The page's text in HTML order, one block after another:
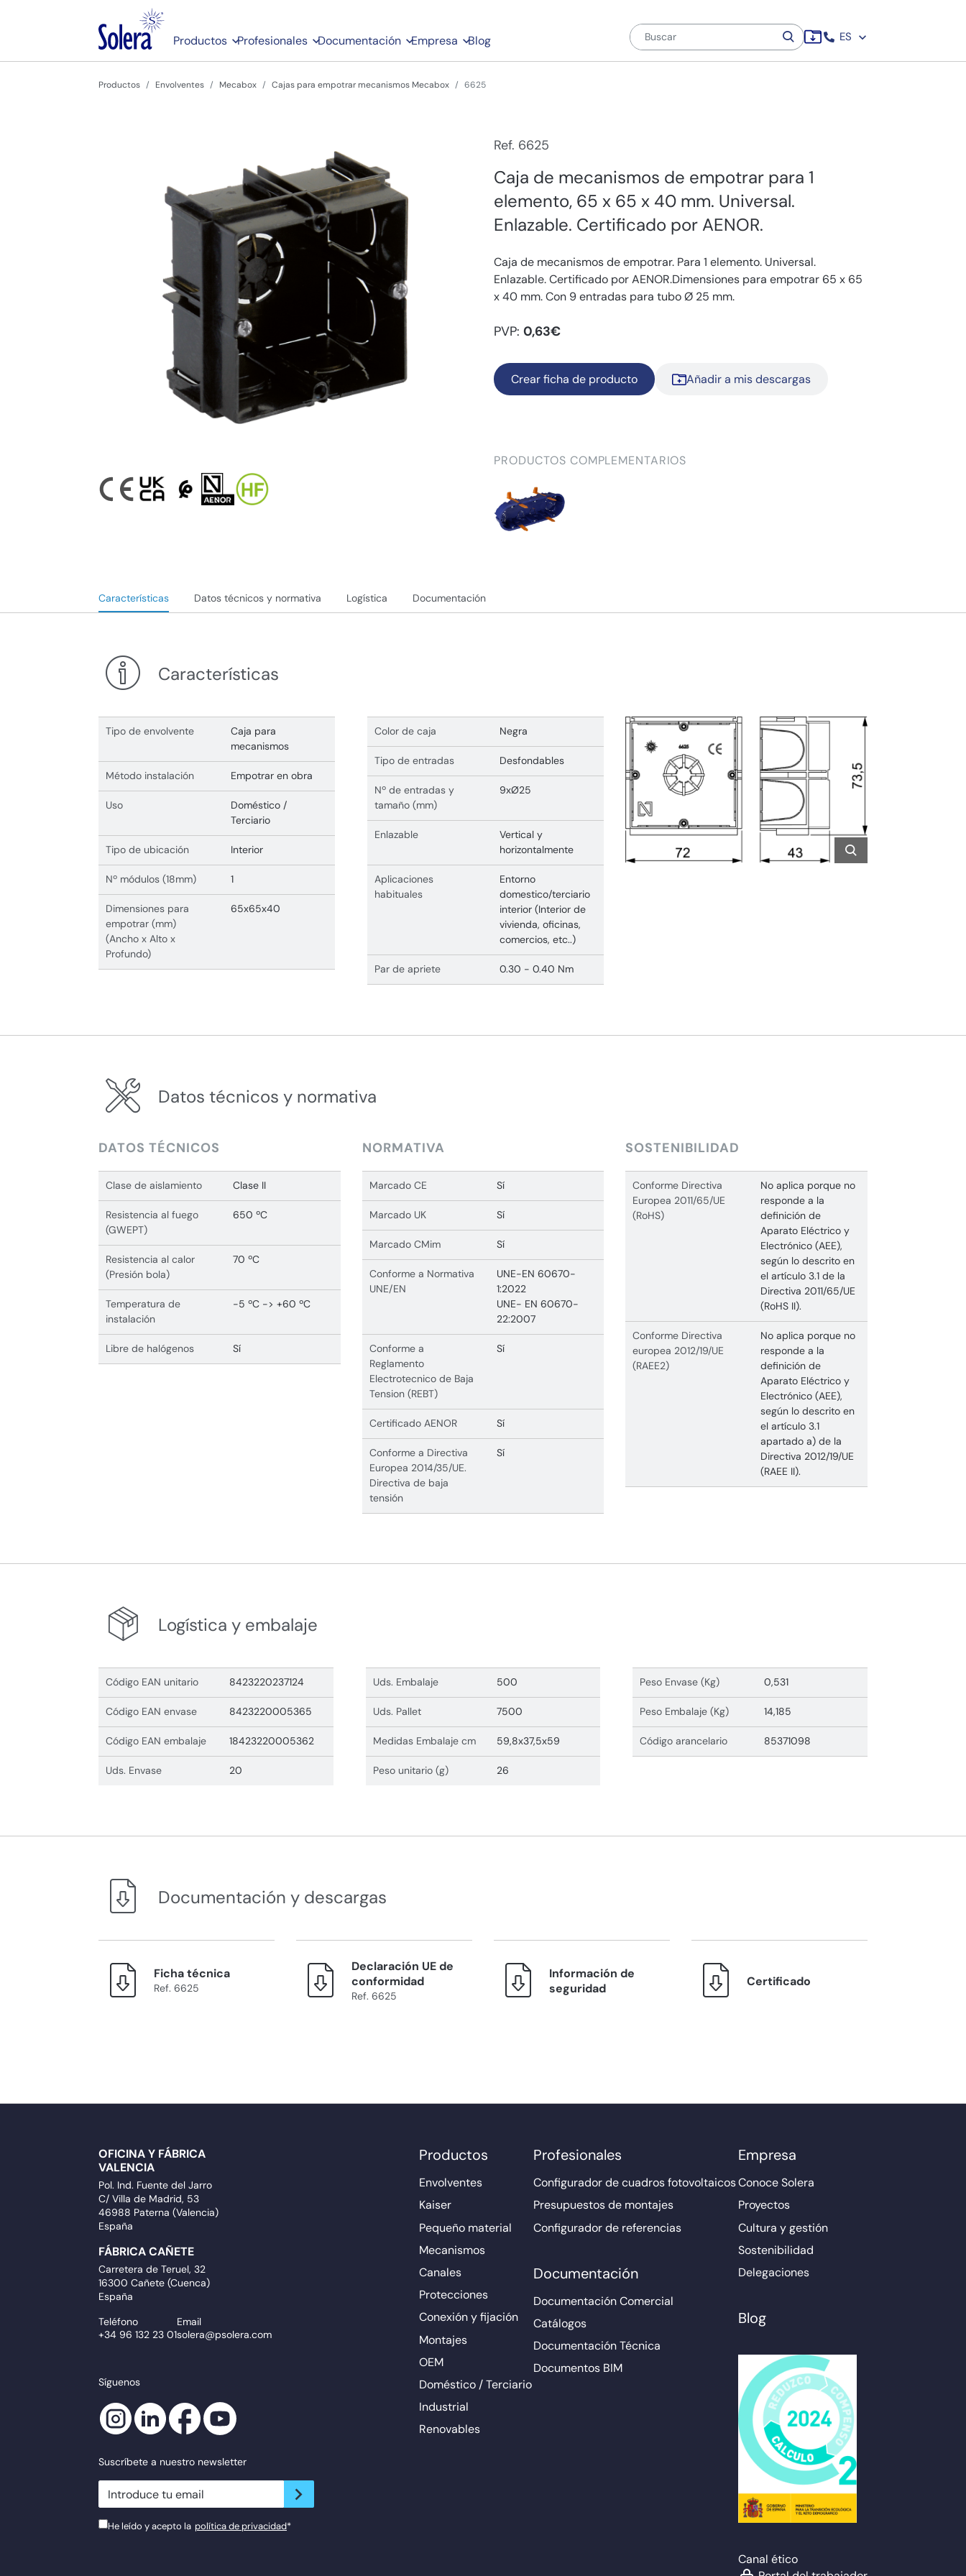
Productos Profesionales Documentación Empresa Blog ES
Productos Envolventes Mecabox Cajas para empotrar mecanismos Mecabox 6625
Ref. 6625
Caja de mecanismos de empotrar para 1
elemento, 65 x 65 x 40 mm. Universal.
Enlazable. Certificado por AENOR.
Caja de mecanismos de empotrar. Para 1 elemento. Universal.
Enlazable. Certificado por AENOR.Dimensiones para empotrar 65 x 65
x 40 mm. Con 9 entradas para tubo Ø 25 mm.
PVP: 0,63€
Crear ficha de producto Añadir a mis descargas
PRODUCTOS COMPLEMENTARIOS
Características Datos técnicos y normativa Logística Documentación
Características
Tipo de envolvente
Caja para
mecanismos
Método instalación Empotrar en obra
Uso
Doméstico /
Terciario
Tipo de ubicación Interior
Nº módulos (18mm) 1
Dimensiones para
empotrar (mm)
(Ancho x Alto x
Profundo)
65x65x40
Color de caja Negra
Tipo de entradas Desfondables
Nº de entradas y
tamaño (mm)
9xØ25
Enlazable
Vertical y
horizontalmente
Aplicaciones
habituales
Entorno
domestico/terciario
interior (Interior de
vivienda, oficinas,
comercios, etc..)
Par de apriete 0.30 - 0.40 Nm
Datos técnicos y normativa
DATOS TÉCNICOS
Clase de aislamiento Clase II
Resistencia al fuego
(GWEPT)
650 ºC
Resistencia al calor
(Presión bola)
70 ºC
Temperatura de
instalación
-5 ºC -> +60 ºC
Libre de halógenos Sí
NORMATIVA
Marcado CE Sí
Marcado UK Sí
Marcado CMim Sí
Conforme a Normativa
UNE/EN
UNE-EN 60670-
1:2022
UNE- EN 60670-
22:2007
Conforme a
Reglamento
Electrotecnico de Baja
Tension (REBT)
Sí
Certificado AENOR Sí
Conforme a Directiva
Europea 2014/35/UE.
Directiva de baja
tensión
Sí
SOSTENIBILIDAD
Conforme Directiva
Europea 2011/65/UE
(RoHS)
No aplica porque no
responde a la
definición de
Aparato Eléctrico y
Electrónico (AEE),
según lo descrito en
el artículo 3.1 de la
Directiva 2011/65/UE
(RoHS II).
Conforme Directiva
europea 2012/19/UE
(RAEE2)
No aplica porque no
responde a la
definición de
Aparato Eléctrico y
Electrónico (AEE),
según lo descrito en
el artículo 3.1
apartado a) de la
Directiva 2012/19/UE
(RAEE II).
Logística y embalaje
Código EAN unitario 8423220237124
Código EAN envase 8423220005365
Código EAN embalaje 18423220005362
Uds. Envase 20
Uds. Embalaje 500
Uds. Pallet 7500
Medidas Embalaje cm 59,8x37,5x59
Peso unitario (g) 26
Peso Envase (Kg) 0,531
Peso Embalaje (Kg) 14,185
Código arancelario 85371098
Documentación y descargas
Ficha técnica
Ref. 6625
Declaración UE de
conformidad
Ref. 6625
Información de
seguridad
Certificado
OFICINA Y FÁBRICA
VALENCIA
Pol. Ind. Fuente del Jarro
C/ Villa de Madrid, 53
46988 Paterna (Valencia)
España
FÁBRICA CAÑETE
Carretera de Teruel, 32
16300 Cañete (Cuenca)
España
Teléfono
+34 96 132 23 01
Email
solera@psolera.com
Síguenos
Suscríbete a nuestro newsletter
newsletter.suscribe
He leído y acepto la política de privacidad*
Productos
Envolventes
Kaiser
Pequeño material
Mecanismos
Canales
Protecciones
Conexión y fijación
Montajes
OEM
Doméstico / Terciario
Industrial
Renovables
Profesionales
Configurador de cuadros fotovoltaicos
Presupuestos de montajes
Configurador de referencias
Documentación
Documentación Comercial
Catálogos
Documentación Técnica
Documentos BIM
Empresa
Conoce Solera
Proyectos
Cultura y gestión
Sostenibilidad
Delegaciones
Blog
Canal ético